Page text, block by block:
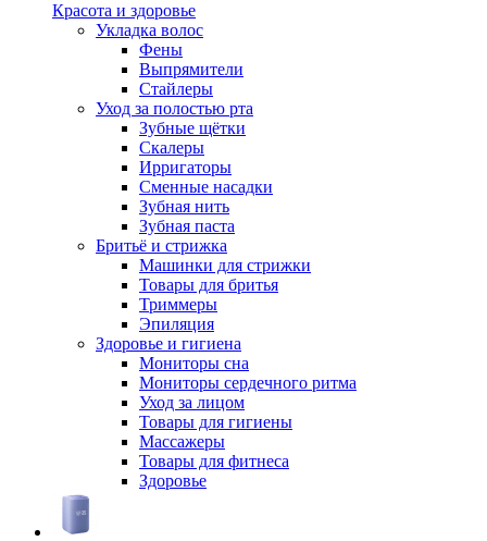
Красота и здоровье
Укладка волос
Фены
Выпрямители
Стайлеры
Уход за полостью рта
Зубные щётки
Скалеры
Ирригаторы
Сменные насадки
Зубная нить
Зубная паста
Бритьё и стрижка
Машинки для стрижки
Товары для бритья
Триммеры
Эпиляция
Здоровье и гигиена
Мониторы сна
Мониторы сердечного ритма
Уход за лицом
Товары для гигиены
Массажеры
Товары для фитнеса
Здоровье